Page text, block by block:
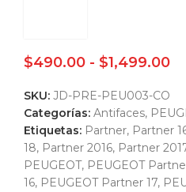
$490.00 - $1,499.00
SKU: JD-PRE-PEU003-CO
Categorías: Antifaces,
Etiquetas: Partner, Partner
18, Partner 2016, Partner
PEUGEOT, PEUGEOT
16, PEUGEOT Partner 17,